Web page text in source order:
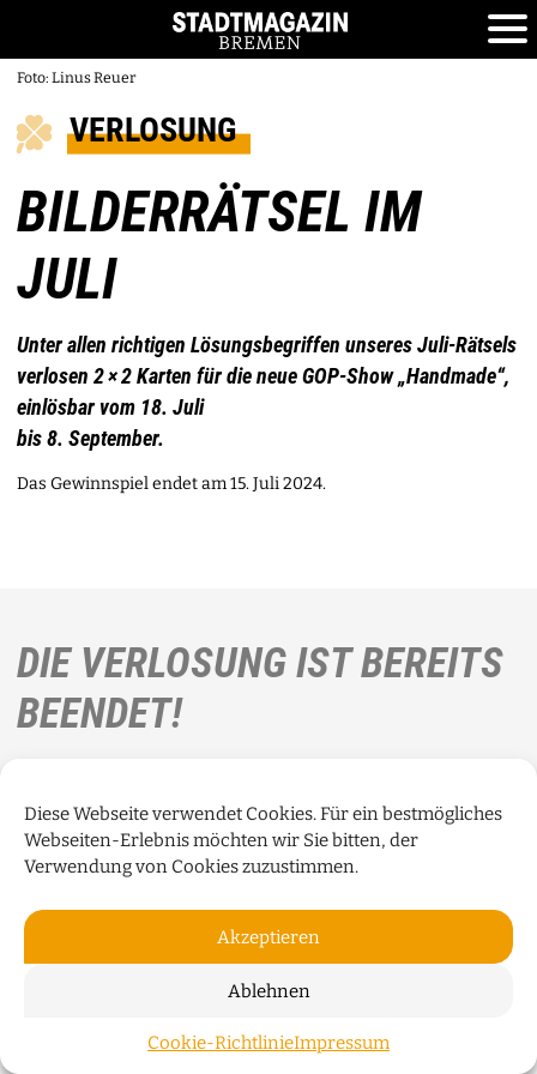
Diese Webseite verwendet Cookies. Für ein bestmögliches
Webseiten-Erlebnis möchten wir Sie bitten, der
Verwendung von Cookies zuzustimmen.
Akzeptieren
Ablehnen
Cookie-RichtlinieImpressum
Foto: Linus Reuer
VERLOSUNG
BILDERRÄTSEL IM
JULI
Unter allen richtigen Lösungsbegriffen unseres Juli-Rätsels
verlosen 2 × 2 Karten für die neue GOP-Show „Handmade“,
einlösbar vom 18. Juli
bis 8. September.
Das Gewinnspiel endet am 15. Juli 2024.
DIE VERLOSUNG IST BEREITS
BEENDET!